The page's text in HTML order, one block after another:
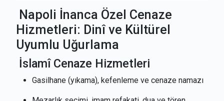
Napoli İnanca Özel Cenaze
Hizmetleri: Dinî ve Kültürel
Uyumlu Uğurlama
İslamî Cenaze Hizmetleri
Gasilhane (yıkama), kefenleme ve cenaze namazı